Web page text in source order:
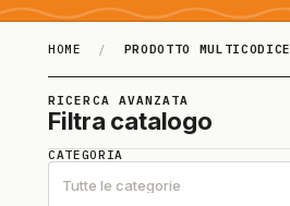
HOME / PRODOTTO MULTICODICE
EYRTCU0700
RICERCA AVANZATA
Filtra catalogo
CATEGORIA
Tutte le categorie